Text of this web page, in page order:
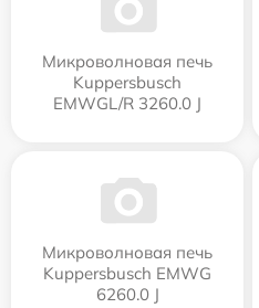
Микроволновая печь
Kuppersbusch
EMWGL/R 3260.0 J
Микроволновая печь
Kuppersbusch EMWG
6260.0 J